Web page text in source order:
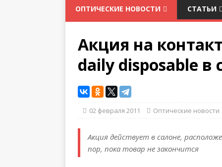
ОПТИЧЕСКИЕ НОВОСТИ СТАТЬИ
Акция на
daily disposable
02 февраля 2011 Оптические новости
Акция действует в салоне,
пор, пока товар не закончится